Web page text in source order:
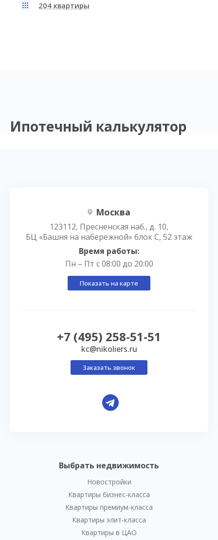
204 квартиры
Ипотечный калькулятор
Выбрать недвижимость
Новостройки
Квартиры бизнес-класса
Квартиры премиум-класса
Квартиры элит-класса
Квартиры в ЦАО
Москва
123112, Пресненская наб., д. 10,
БЦ «Башня на набережной» блок С, 52 этаж
Время работы:
Пн – Пт с 08:00 до 20:00
Показать на карте
+7 (495) 258-51-51
kc@nikoliers.ru
Заказать звонок